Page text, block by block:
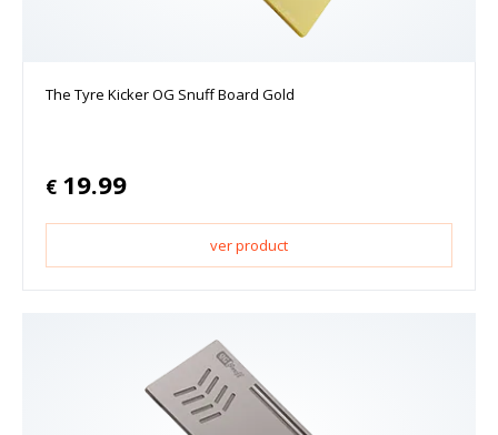
The Tyre Kicker OG Snuff Board Gold
€ 19.99
ver product